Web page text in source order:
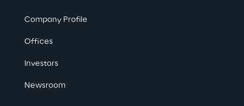
Company Profile
Offices
Investors
Newsroom